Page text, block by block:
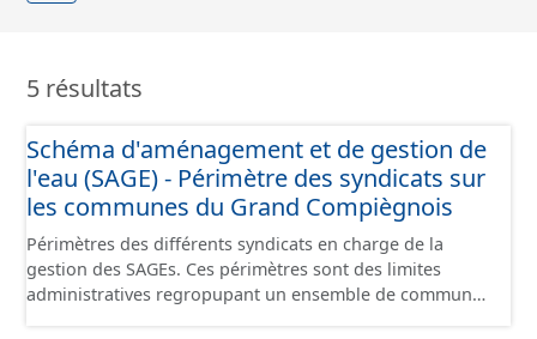
5 résultats
Schéma d'aménagement et de gestion de
l'eau (SAGE) - Périmètre des syndicats sur
les communes du Grand Compiègnois
Périmètres des différents syndicats en charge de la
gestion des SAGEs. Ces périmètres sont des limites
administratives regropupant un ensemble de communes